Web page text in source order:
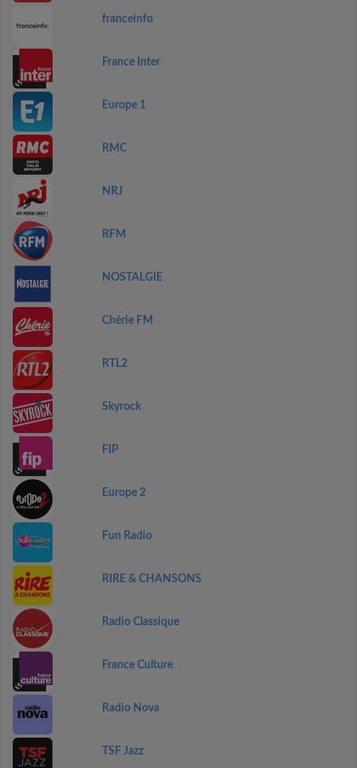
franceinfo
France Inter
Europe 1
RMC
NRJ
RFM
NOSTALGIE
Chérie FM
RTL2
Skyrock
FIP
Europe 2
Fun Radio
RIRE & CHANSONS
Radio Classique
France Culture
Radio Nova
TSF Jazz